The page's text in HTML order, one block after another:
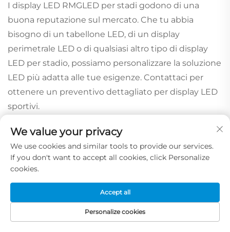
I display LED RMGLED per stadi godono di una
buona reputazione sul mercato. Che tu abbia
bisogno di un tabellone LED, di un display
perimetrale LED o di qualsiasi altro tipo di display
LED per stadio, possiamo personalizzare la soluzione
LED più adatta alle tue esigenze. Contattaci per
ottenere un preventivo dettagliato per display LED
sportivi.
Richiedi un preventivo gratuito
Il nostro rappresentante ti contatterà a breve.
We value your privacy
We use cookies and similar tools to provide our services.
If you don't want to accept all cookies, click Personalize
cookies.
Personalize cookies
Accept all